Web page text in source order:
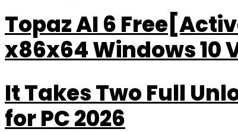
Topaz AI 6
x86x64 Windows 10
It Takes Two Full
for PC 2026